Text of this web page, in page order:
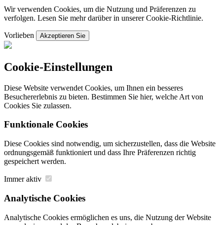
Wir verwenden Cookies, um die Nutzung und Präferenzen zu
verfolgen. Lesen Sie mehr darüber in unserer Cookie-Richtlinie.
Vorlieben Akzeptieren Sie
Cookie-Einstellungen
Diese Website verwendet Cookies, um Ihnen ein besseres
Besuchererlebnis zu bieten. Bestimmen Sie hier, welche Art von
Cookies Sie zulassen.
Funktionale Cookies
Diese Cookies sind notwendig, um sicherzustellen, dass die Website
ordnungsgemäß funktioniert und dass Ihre Präferenzen richtig
gespeichert werden.
Immer aktiv
Analytische Cookies
Analytische Cookies ermöglichen es uns, die Nutzung der Website